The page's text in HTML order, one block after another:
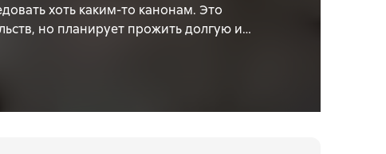
хоть каким-то канонам. Это
но планирует прожить долгую и